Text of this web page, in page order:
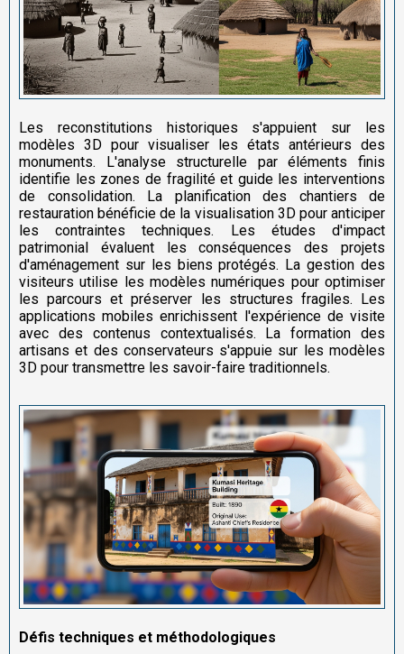
Les reconstitutions historiques s'appuient sur les
modèles 3D pour visualiser les états antérieurs des
monuments. L'analyse structurelle par éléments finis
identifie les zones de fragilité et guide les interventions
de consolidation. La planification des chantiers de
restauration bénéficie de la visualisation 3D pour anticiper
les contraintes techniques. Les études d'impact
patrimonial évaluent les conséquences des projets
d'aménagement sur les biens protégés. La gestion des
visiteurs utilise les modèles numériques pour optimiser
les parcours et préserver les structures fragiles. Les
applications mobiles enrichissent l'expérience de visite
avec des contenus contextualisés. La formation des
artisans et des conservateurs s'appuie sur les modèles
3D pour transmettre les savoir-faire traditionnels.
Défis techniques et méthodologiques